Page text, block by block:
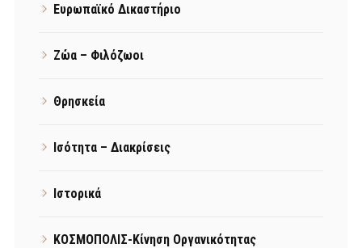
Ευρωπαϊκό Δικαστήριο
Ζώα – Φιλόζωοι
Θρησκεία
Ισότητα – Διακρίσεις
Ιστορικά
ΚΟΣΜΟΠΟΛΙΣ-Κίνηση Οργανικότητας